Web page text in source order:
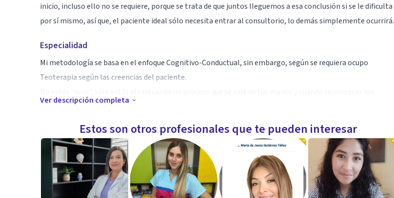
inicio, incluso ello no se requiere, porque se trata de que juntos lleguemos a esa conclusión si se le dificulta
por sí mismo, así que, el paciente ideal sólo necesita entrar al consultorio, lo demás simplemente ocurrirá.
Especialidad
Mi metodología se basa en el enfoque Cognitivo-Conductual, sin embargo, según se requiera ocupo
Teoterapia según las creencias del paciente.
debilidades saldrán a flote tus fortalezas que posteriormente te catapultarán y quiero guiarte en ese
Aptitudes
Mi experiencia interviniendo en casos de alta y baja complejidad en adultos, adolescentes y niños me
permite una aplicación objetiva de mis métodos en procura de lograr las metas terapéuticas de forma
integral.
Ver descripción completa
Estos son otros profesionales que te pueden interesar